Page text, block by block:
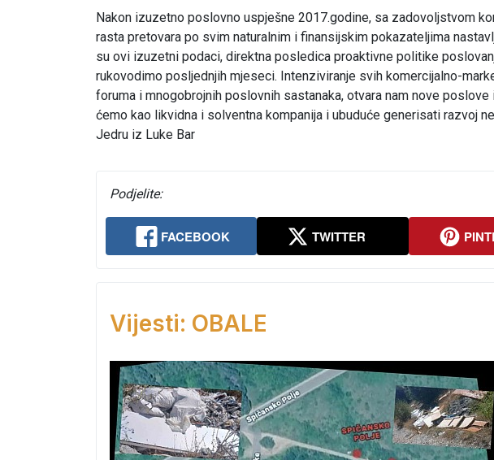
Nakon izuzetno poslovno uspješne 2017.godine, sa zadovoljstvom
rasta pretovara po svim naturalnim i finansijskim pokazateljima
su ovi izuzetni podaci, direktna posledica proaktivne politike
rukovodimo posljednjih mjeseci. Intenziviranje svih komercijalno-
foruma i mnogobrojnih poslovnih sastanaka, otvara nam nove
ćemo kao likvidna i solventna kompanija i ubuduće generisati razvoj
Jedru iz Luke Bar
Podjelite:
FACEBOOK TWITTER
Vijesti: OBALE